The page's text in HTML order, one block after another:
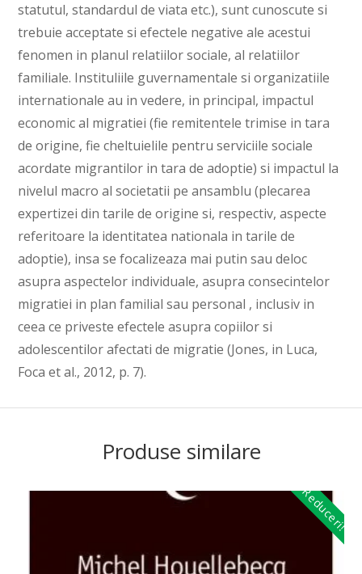
statutul, standardul de viata etc.), sunt cunoscute si
trebuie acceptate si efectele negative ale acestui
fenomen in planul relatiilor sociale, al relatiilor
familiale. Instituliile guvernamentale si organizatiile
internationale au in vedere, in principal, impactul
economic al migratiei (fie remitentele trimise in tara
de origine, fie cheltuielile pentru serviciile sociale
acordate migrantilor in tara de adoptie) si impactul la
nivelul macro al societatii pe ansamblu (plecarea
expertizei din tarile de origine si, respectiv, aspecte
referitoare la identitatea nationala in tarile de
adoptie), insa se focalizeaza mai putin sau deloc
asupra aspectelor individuale, asupra consecintelor
migratiei in plan familial sau personal , inclusiv in
ceea ce priveste efectele asupra copiilor si
adolescentilor afectati de migratie (Jones, in Luca,
Foca et al., 2012, p. 7).
Produse similare
Reduceri!